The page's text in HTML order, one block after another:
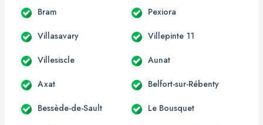
Bram Pexiora
Villasavary Villepinte 11
Villesiscle Aunat
Axat Belfort-sur-Rébenty
Bessède-de-Sault Le Bousquet